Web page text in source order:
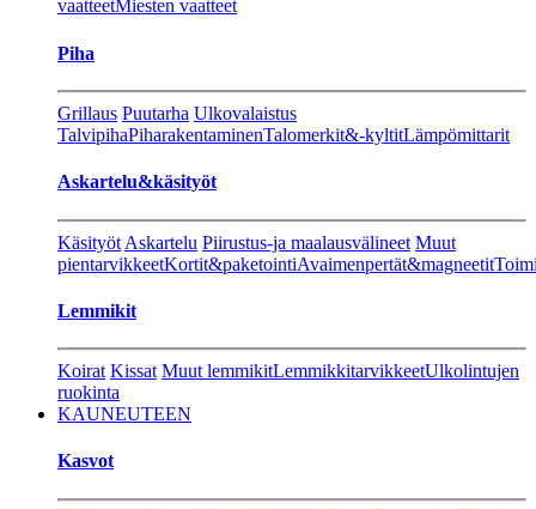
vaatteetMiesten vaatteet
Piha
Grillaus Puutarha Ulkovalaistus
TalvipihaPiharakentaminenTalomerkit&-kyltitLämpömittarit
Askartelu&käsityöt
Käsityöt Askartelu Piirustus-ja maalausvälineet Muut
pientarvikkeetKortit&paketointiAvaimenpertät&magneetit
Lemmikit
Koirat Kissat Muut lemmikitLemmikkitarvikkeetUlkolintujen
ruokinta
KAUNEUTEEN
Kasvot